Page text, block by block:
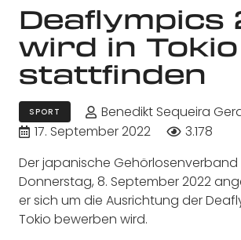
Deaflympics
wird in Tokio
stattfinden
SPORT
Benedikt Sequeira
17. September 2022
3.178
Der japanische Gehörlosenverband
Donnerstag, 8. September 2022
er sich um die Ausrichtung der
Tokio bewerben wird.